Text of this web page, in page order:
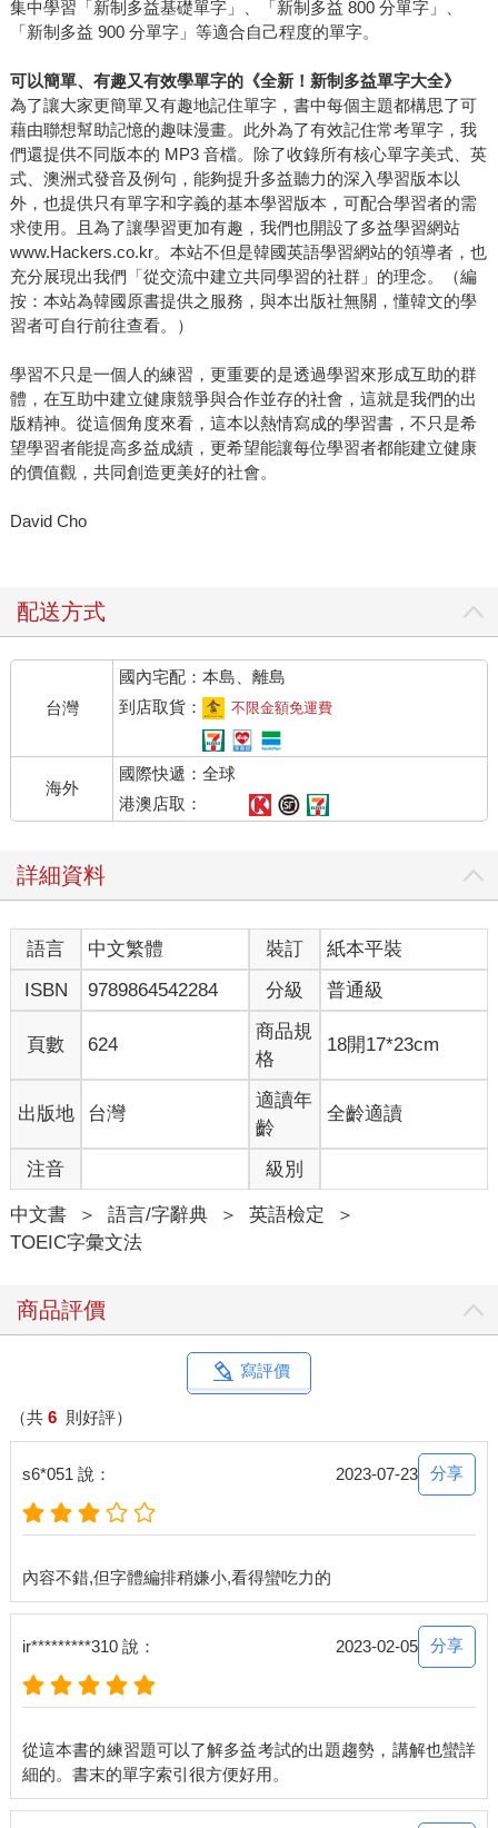
集中學習「新制多益基礎單字」、「新制多益 800 分單字」、
「新制多益 900 分單字」等適合自己程度的單字。
可以簡單、有趣又有效學單字的《全新！新制多益單字大全》
為了讓大家更簡單又有趣地記住單字，書中每個主題都構思了可
藉由聯想幫助記憶的趣味漫畫。此外為了有效記住常考單字，我
們還提供不同版本的 MP3 音檔。除了收錄所有核心單字美式、英
式、澳洲式發音及例句，能夠提升多益聽力的深入學習版本以
外，也提供只有單字和字義的基本學習版本，可配合學習者的需
求使用。且為了讓學習更加有趣，我們也開設了多益學習網站
www.Hackers.co.kr。本站不但是韓國英語學習網站的領導者，也
充分展現出我們「從交流中建立共同學習的社群」的理念。（編
按：本站為韓國原書提供之服務，與本出版社無關，懂韓文的學
習者可自行前往查看。）
學習不只是一個人的練習，更重要的是透過學習來形成互助的群
體，在互助中建立健康競爭與合作並存的社會，這就是我們的出
版精神。從這個角度來看，這本以熱情寫成的學習書，不只是希
望學習者能提高多益成績，更希望能讓每位學習者都能建立健康
的價值觀，共同創造更美好的社會。
David Cho
配送方式
台灣
國內宅配：本島、離島
到店取貨：
不限金額免運費
海外
國際快遞：全球
港澳店取：
詳細資料
語言 中文繁體 裝訂
紙本平裝
ISBN
9789864542284 分級 普通級
頁數 624
商品規
格
18開17*23cm
出版地 台灣
適讀年
齡
全齡適讀
注音 級別
中文書 ＞ 語言/字辭典 ＞ 英語檢定
＞
TOEIC字彙文法
商品評價
寫評價
（共 6 則好評）
s6*051 說： 2023-07-23 分享
ir*********310 說： 2023-02-05 分享
從這本書的練習題可以了解多益考試的出題趨勢，講解也蠻詳